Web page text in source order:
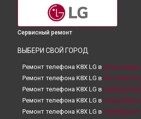
Сервисный ремонт
ВЫБЕРИ СВОЙ ГОРОД
Ремонт телефона K8X LG в Краснодаре
Ремонт телефона K8X LG в Ростове-
Ремонт телефона K8X LG в Нижнем
Ремонт телефона K8X LG в
Ремонт телефона K8X LG в Челябинске